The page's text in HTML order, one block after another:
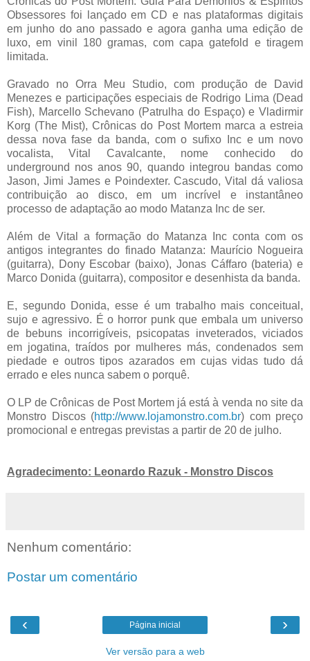
Obsessores foi lançado em CD e nas plataformas digitais
em junho do ano passado e agora ganha uma edição de
luxo, em vinil 180 gramas, com capa gatefold e tiragem
limitada.
Gravado no Orra Meu Studio, com produção de David
Menezes e participações especiais de Rodrigo Lima (Dead
Fish), Marcello Schevano (Patrulha do Espaço) e Vladirmir
Korg (The Mist), Crônicas do Post Mortem marca a estreia
dessa nova fase da banda, com o sufixo Inc e um novo
vocalista, Vital Cavalcante, nome conhecido do
underground nos anos 90, quando integrou bandas como
Jason, Jimi James e Poindexter. Cascudo, Vital dá valiosa
contribuição ao disco, em um incrível e instantâneo
processo de adaptação ao modo Matanza Inc de ser.
Além de Vital a formação do Matanza Inc conta com os
antigos integrantes do finado Matanza: Maurício Nogueira
(guitarra), Dony Escobar (baixo), Jonas Cáffaro (bateria) e
Marco Donida (guitarra), compositor e desenhista da banda.
E, segundo Donida, esse é um trabalho mais conceitual,
sujo e agressivo. É o horror punk que embala um universo
de bebuns incorrigíveis, psicopatas inveterados, viciados
em jogatina, traídos por mulheres más, condenados sem
piedade e outros tipos azarados em cujas vidas tudo dá
errado e eles nunca sabem o porquê.
O LP de Crônicas de Post Mortem já está à venda no site da
Monstro Discos (http://www.lojamonstro.com.br) com preço
promocional e entregas previstas a partir de 20 de julho.
Agradecimento: Leonardo Razuk - Monstro Discos
Nenhum comentário:
Postar um comentário
‹ ›
Página inicial
Ver versão para a web